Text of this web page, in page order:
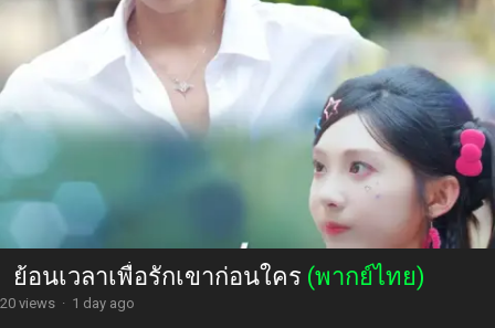
ย้อนเวลาเพื่อรักเขาก่อนใคร (พากย์ไทย)
20 views · 1 day ago